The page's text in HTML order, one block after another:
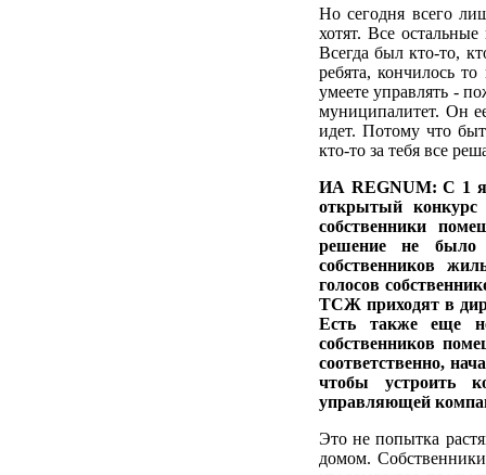
Но сегодня всего
хотят. Все
Всегда был кто-то,
ребята, кончилось
умеете управлять -
муниципалитет. Он
идет. Потому что
кто-то за тебя все
ИА REGNUM: С 1
открытый конкурс
собственники
решение не было
собственников
голосов
ТСЖ приходят в
Есть также еще
собственников
соответственно,
чтобы устроить
управляющей
Это не попытка
домом.